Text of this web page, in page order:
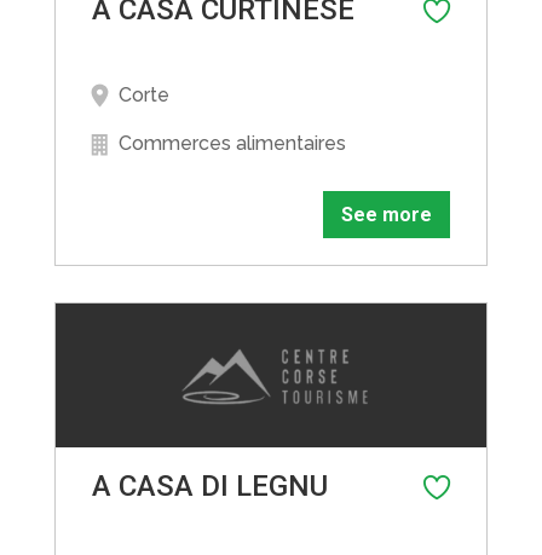
A CASA CURTINESE
Corte
Commerces alimentaires
See more
A CASA DI LEGNU